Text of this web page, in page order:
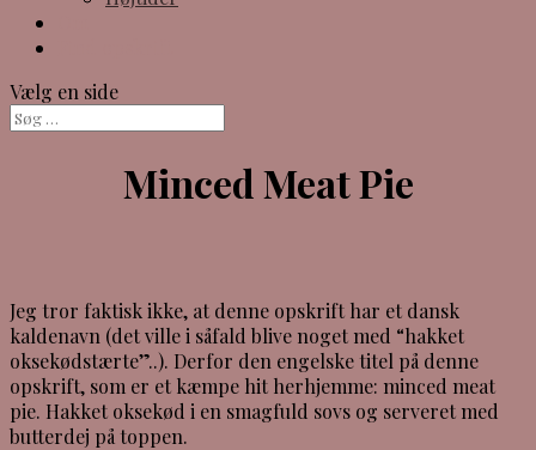
Vælg en side
Minced Meat Pie
Jeg tror faktisk ikke, at denne opskrift har et dansk
kaldenavn (det ville i såfald blive noget med “hakket
oksekødstærte”..). Derfor den engelske titel på denne
opskrift, som er et kæmpe hit herhjemme: minced meat
pie. Hakket oksekød i en smagfuld sovs og serveret med
butterdej på toppen.